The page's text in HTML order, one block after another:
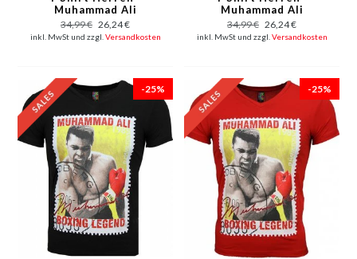
Muhammad Ali
Glänzend Print - Rot
34,99 € 26,24 €
inkl. MwSt und zzgl. Versandkosten
Muhammad Ali
Glänzend Print - Grau
34,99 € 26,24 €
inkl. MwSt und zzgl. Versandkosten
-25% -25%